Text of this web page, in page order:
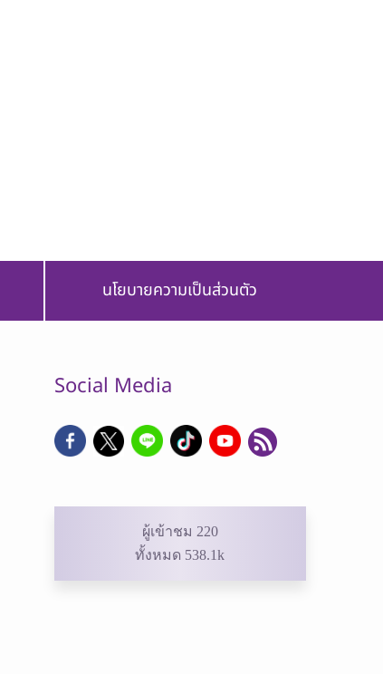
นโยบายความเป็นส่วนตัว
Social Media
ผู้เข้าชม 220
ทั้งหมด 538.1k